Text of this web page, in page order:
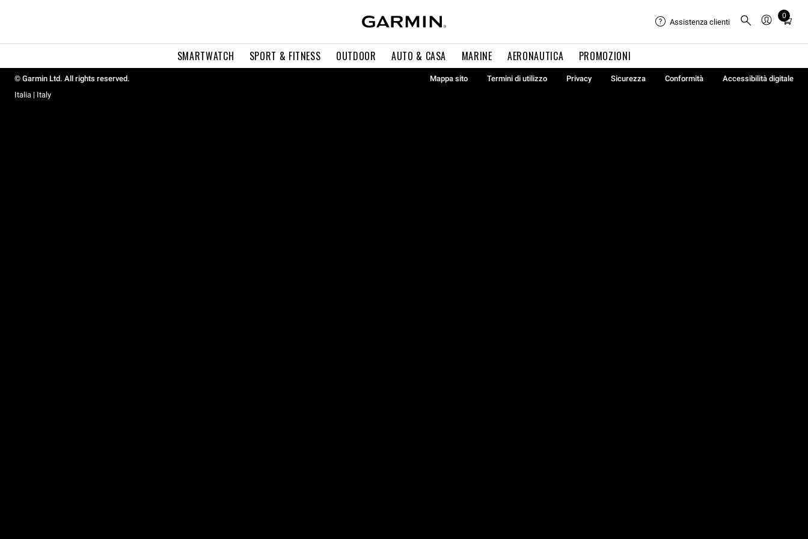
SMARTWATCH SPORT & FITNESS OUTDOOR AUTO & CASA MARINE AERONAUTICA PROMOZIONI
Assistenza clienti
0
Total
in
0
© Garmin Ltd. All rights reserved. Mappa sito Termini di utilizzo Privacy Sicurezza Conformità
Accessibilità digitale
Italia | Italy